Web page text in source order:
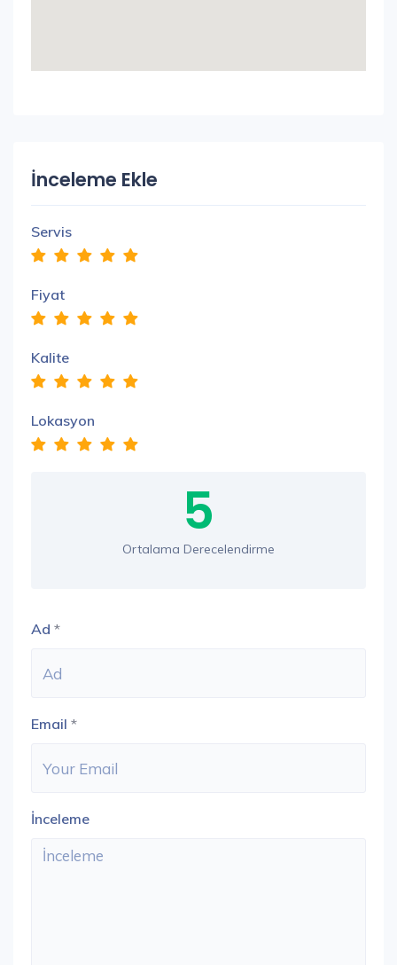
İnceleme Ekle
Servis
Fiyat
Kalite
Lokasyon
5
Ortalama Derecelendirme
Ad *
Email *
İnceleme